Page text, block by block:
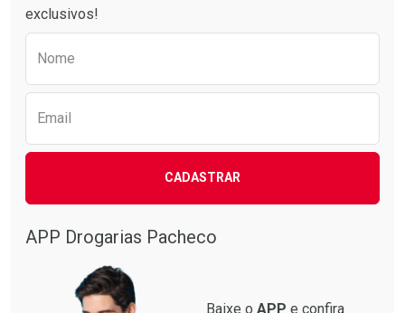
exclusivos!
Nome
Email
CADASTRAR
APP Drogarias Pacheco
Baixe o APP e confira